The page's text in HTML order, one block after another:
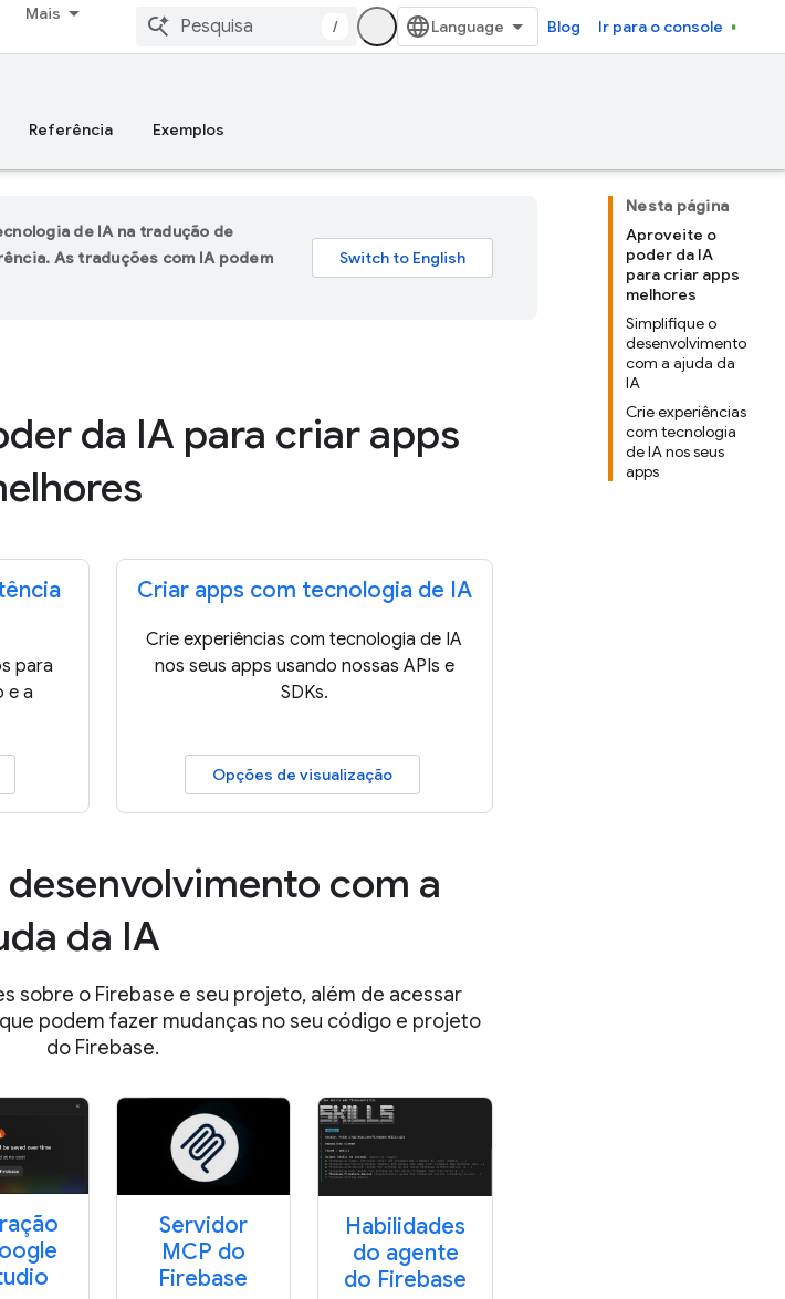
Mais
/ Blog Ir para o console
Referência Exemplos
Nesta página
Aproveite o
poder da IA
para criar apps
melhores
Simplifique o
desenvolvimento
com a ajuda da
IA
Crie experiências
com tecnologia
de IA nos seus
apps
de IA na tradução de
As traduções com IA podem
da IA para criar apps
para
e a
Criar apps com tecnologia de IA
Crie experiências com tecnologia de IA
nos seus apps usando nossas APIs e
SDKs.
Opções de visualização
com a
da IA
sobre o Firebase e seu projeto, além de acessar
podem fazer mudanças no seu código e projeto
do Firebase.
Servidor
MCP do
Firebase
Habilidades
do agente
do Firebase